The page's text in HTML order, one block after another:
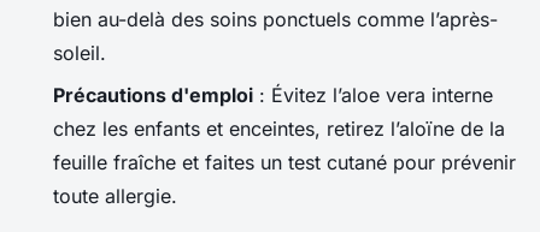
bien au-delà des soins ponctuels comme l’après-
soleil.
Précautions d'emploi : Évitez l’aloe vera interne
chez les enfants et enceintes, retirez l’aloïne de la
feuille fraîche et faites un test cutané pour prévenir
toute allergie.